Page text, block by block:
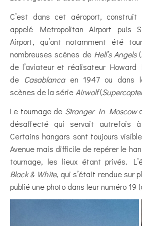
C’est dans cet aéroport, construit
appelé Metropolitan Airport puis
Airport, qu’ont notamment été
nombreuses scènes de Hell’s Angels(
de l’aviateur et réalisateur Howard
de Casablancaen 1947 ou dans
scènes de la sérieAirwolf(
Le tournage de Stranger In Moscow
désaffecté qui servait autrefois
Certains hangars sont toujours
Avenue mais difficile de repérer le
tournage, les lieux étant privés.
Black & White, qui s’était rendue sur
publié une photo dans leur numéro 19